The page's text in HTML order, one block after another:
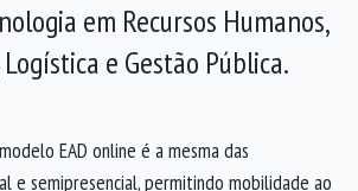
em Recursos Humanos,
e Gestão Pública.
EAD online é a mesma das
e semipresencial, permitindo mobilidade ao